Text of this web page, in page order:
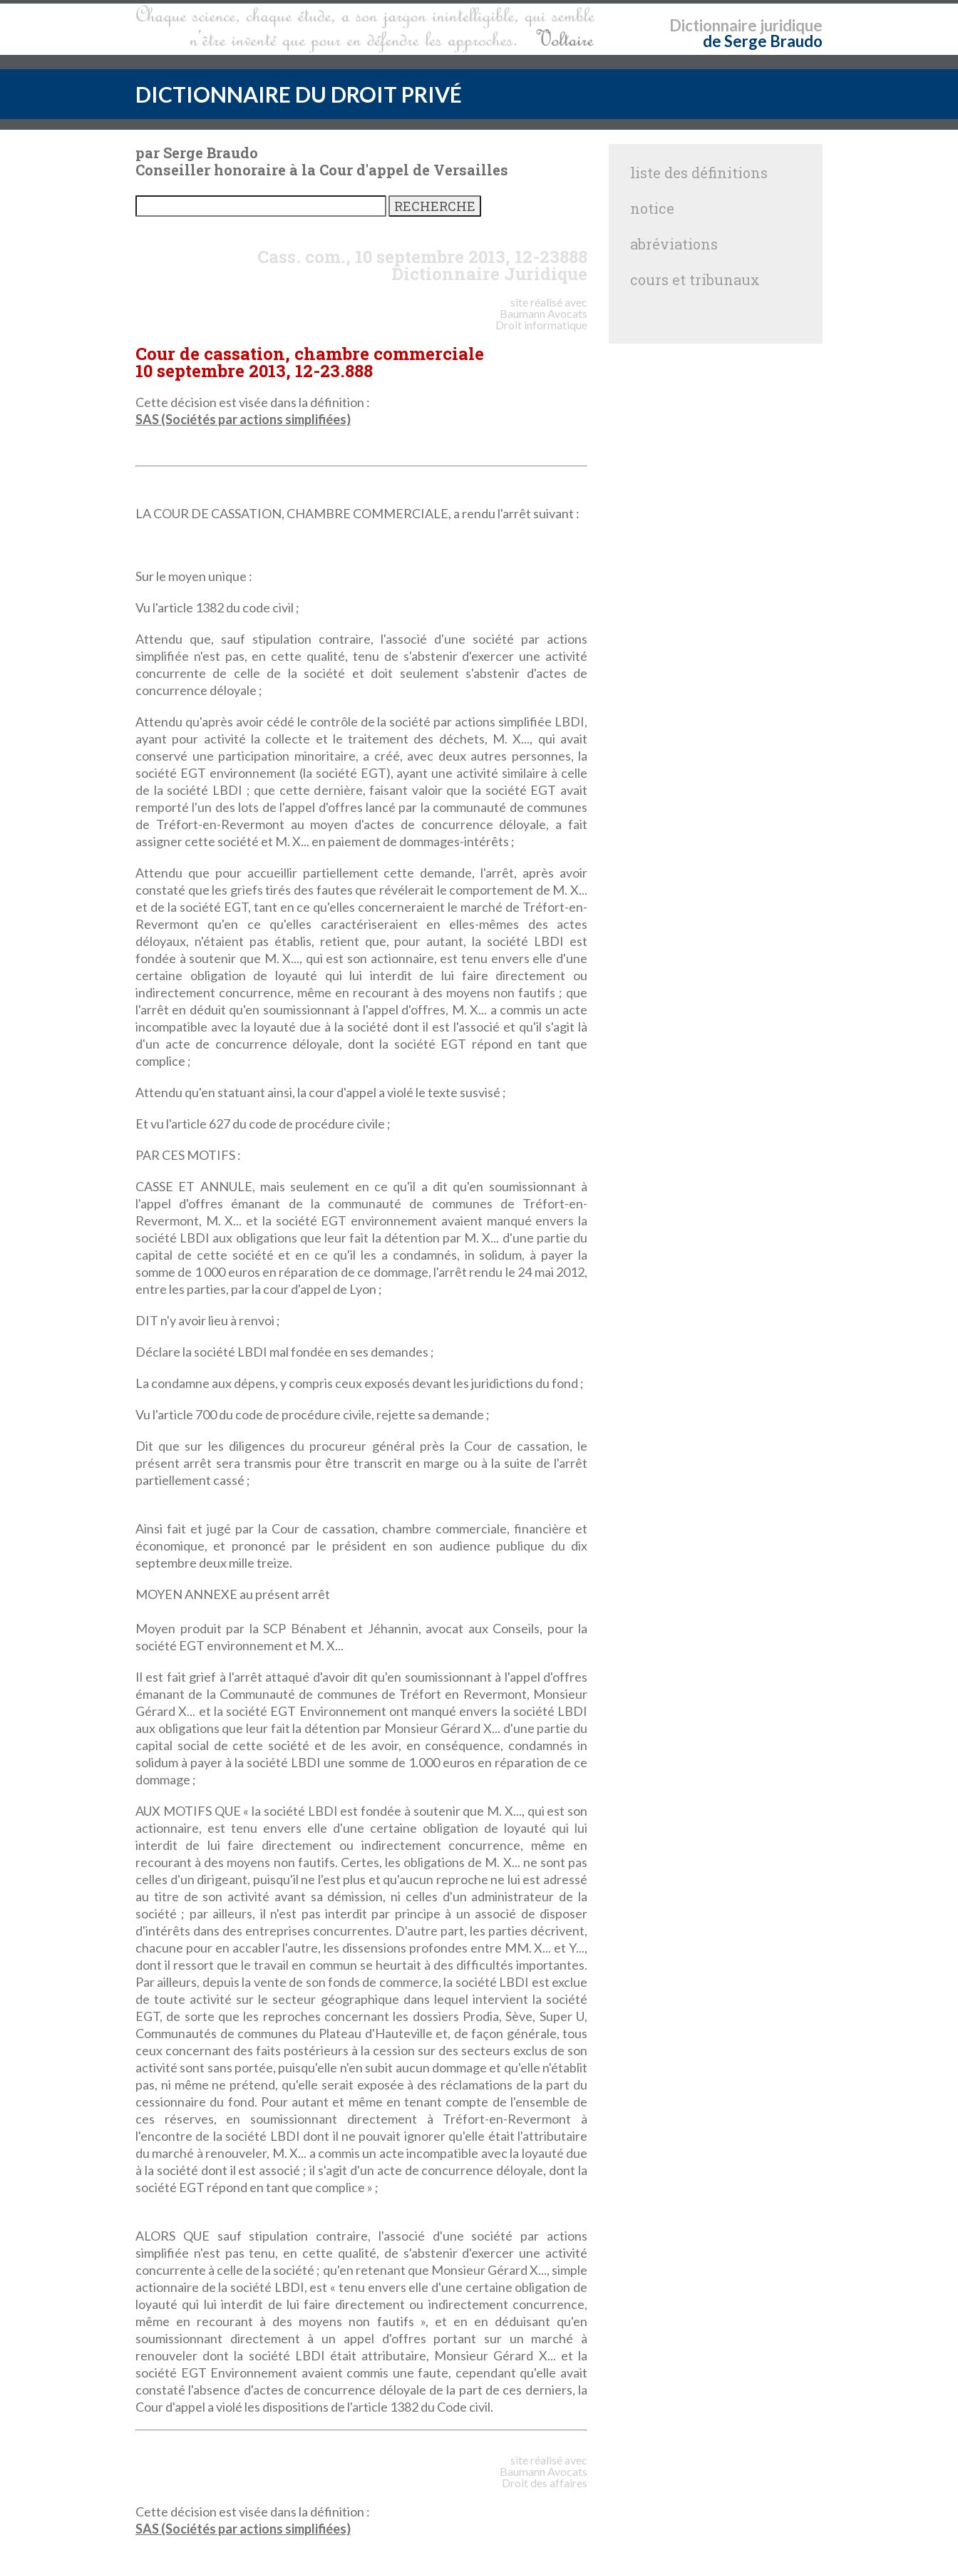
Dictionnaire juridique
de Serge Braudo
DICTIONNAIRE DU DROIT PRIVÉ
par Serge Braudo
Conseiller honoraire à la Cour d'appel de Versailles
Cass. com., 10 septembre 2013, 12-23888
Dictionnaire Juridique
site réalisé avec
Baumann Avocats
Droit informatique
Cour de cassation, chambre commerciale
10 septembre 2013, 12-23.888
Cette décision est visée dans la définition :
SAS (Sociétés par actions simplifiées)
LA COUR DE CASSATION, CHAMBRE COMMERCIALE, a rendu l'arrêt suivant :
Sur le moyen unique :
Vu l'article 1382 du code civil ;
Attendu que, sauf stipulation contraire, l'associé d'une société par actions
simplifiée n'est pas, en cette qualité, tenu de s'abstenir d'exercer une activité
concurrente de celle de la société et doit seulement s'abstenir d'actes de
concurrence déloyale ;
Attendu qu'après avoir cédé le contrôle de la société par actions simplifiée LBDI,
ayant pour activité la collecte et le traitement des déchets, M. X..., qui avait
conservé une participation minoritaire, a créé, avec deux autres personnes, la
société EGT environnement (la société EGT), ayant une activité similaire à celle
de la société LBDI ; que cette dernière, faisant valoir que la société EGT avait
remporté l'un des lots de l'appel d'offres lancé par la communauté de communes
de Tréfort-en-Revermont au moyen d'actes de concurrence déloyale, a fait
assigner cette société et M. X... en paiement de dommages-intérêts ;
Attendu que pour accueillir partiellement cette demande, l'arrêt, après avoir
constaté que les griefs tirés des fautes que révélerait le comportement de M. X...
et de la société EGT, tant en ce qu'elles concerneraient le marché de Tréfort-en-
Revermont qu'en ce qu'elles caractériseraient en elles-mêmes des actes
déloyaux, n'étaient pas établis, retient que, pour autant, la société LBDI est
fondée à soutenir que M. X..., qui est son actionnaire, est tenu envers elle d'une
certaine obligation de loyauté qui lui interdit de lui faire directement ou
indirectement concurrence, même en recourant à des moyens non fautifs ; que
l'arrêt en déduit qu'en soumissionnant à l'appel d'offres, M. X... a commis un acte
incompatible avec la loyauté due à la société dont il est l'associé et qu'il s'agit là
d'un acte de concurrence déloyale, dont la société EGT répond en tant que
complice ;
Attendu qu'en statuant ainsi, la cour d'appel a violé le texte susvisé ;
Et vu l'article 627 du code de procédure civile ;
PAR CES MOTIFS :
CASSE ET ANNULE, mais seulement en ce qu'il a dit qu'en soumissionnant à
l'appel d'offres émanant de la communauté de communes de Tréfort-en-
Revermont, M. X... et la société EGT environnement avaient manqué envers la
société LBDI aux obligations que leur fait la détention par M. X... d'une partie du
capital de cette société et en ce qu'il les a condamnés, in solidum, à payer la
somme de 1 000 euros en réparation de ce dommage, l'arrêt rendu le 24 mai 2012,
entre les parties, par la cour d'appel de Lyon ;
DIT n'y avoir lieu à renvoi ;
Déclare la société LBDI mal fondée en ses demandes ;
La condamne aux dépens, y compris ceux exposés devant les juridictions du fond ;
Vu l'article 700 du code de procédure civile, rejette sa demande ;
Dit que sur les diligences du procureur général près la Cour de cassation, le
présent arrêt sera transmis pour être transcrit en marge ou à la suite de l'arrêt
partiellement cassé ;
Ainsi fait et jugé par la Cour de cassation, chambre commerciale, financière et
économique, et prononcé par le président en son audience publique du dix
septembre deux mille treize.
MOYEN ANNEXE au présent arrêt
Moyen produit par la SCP Bénabent et Jéhannin, avocat aux Conseils, pour la
société EGT environnement et M. X...
Il est fait grief à l'arrêt attaqué d'avoir dit qu'en soumissionnant à l'appel d'offres
émanant de la Communauté de communes de Tréfort en Revermont, Monsieur
Gérard X... et la société EGT Environnement ont manqué envers la société LBDI
aux obligations que leur fait la détention par Monsieur Gérard X... d'une partie du
capital social de cette société et de les avoir, en conséquence, condamnés in
solidum à payer à la société LBDI une somme de 1.000 euros en réparation de ce
dommage ;
AUX MOTIFS QUE « la société LBDI est fondée à soutenir que M. X..., qui est son
actionnaire, est tenu envers elle d'une certaine obligation de loyauté qui lui
interdit de lui faire directement ou indirectement concurrence, même en
recourant à des moyens non fautifs. Certes, les obligations de M. X... ne sont pas
celles d'un dirigeant, puisqu'il ne l'est plus et qu'aucun reproche ne lui est adressé
au titre de son activité avant sa démission, ni celles d'un administrateur de la
société ; par ailleurs, il n'est pas interdit par principe à un associé de disposer
d'intérêts dans des entreprises concurrentes. D'autre part, les parties décrivent,
chacune pour en accabler l'autre, les dissensions profondes entre MM. X... et Y...,
dont il ressort que le travail en commun se heurtait à des difficultés importantes.
Par ailleurs, depuis la vente de son fonds de commerce, la société LBDI est exclue
de toute activité sur le secteur géographique dans lequel intervient la société
EGT, de sorte que les reproches concernant les dossiers Prodia, Sève, Super U,
Communautés de communes du Plateau d'Hauteville et, de façon générale, tous
ceux concernant des faits postérieurs à la cession sur des secteurs exclus de son
activité sont sans portée, puisqu'elle n'en subit aucun dommage et qu'elle n'établit
pas, ni même ne prétend, qu'elle serait exposée à des réclamations de la part du
cessionnaire du fond. Pour autant et même en tenant compte de l'ensemble de
ces réserves, en soumissionnant directement à Tréfort-en-Revermont à
l'encontre de la société LBDI dont il ne pouvait ignorer qu'elle était l'attributaire
du marché à renouveler, M. X... a commis un acte incompatible avec la loyauté due
à la société dont il est associé ; il s'agit d'un acte de concurrence déloyale, dont la
société EGT répond en tant que complice » ;
ALORS QUE sauf stipulation contraire, l'associé d'une société par actions
simplifiée n'est pas tenu, en cette qualité, de s'abstenir d'exercer une activité
concurrente à celle de la société ; qu'en retenant que Monsieur Gérard X..., simple
actionnaire de la société LBDI, est « tenu envers elle d'une certaine obligation de
loyauté qui lui interdit de lui faire directement ou indirectement concurrence,
même en recourant à des moyens non fautifs », et en en déduisant qu'en
soumissionnant directement à un appel d'offres portant sur un marché à
renouveler dont la société LBDI était attributaire, Monsieur Gérard X... et la
société EGT Environnement avaient commis une faute, cependant qu'elle avait
constaté l'absence d'actes de concurrence déloyale de la part de ces derniers, la
Cour d'appel a violé les dispositions de l'article 1382 du Code civil.
site réalisé avec
Baumann Avocats
Droit des affaires
Cette décision est visée dans la définition :
SAS (Sociétés par actions simplifiées)
liste des définitions
notice
abréviations
cours et tribunaux